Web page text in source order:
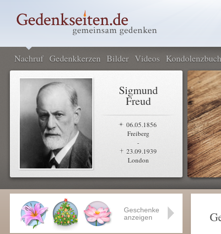
Nachruf Gedenkkerzen Bilder Videos Kondolenzbuch
Sigmund
Freud
06.05.1856
Freiberg
-
23.09.1939
London
Geschenke
anzeigen